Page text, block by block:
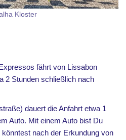
Kloster
fährt von Lissabon
2 Stunden schließlich nach
dauert die Anfahrt etwa 1
Auto. Mit einem Auto bist Du
nach der Erkundung von